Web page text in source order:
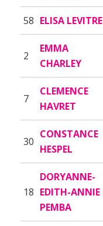
58 ELISA LEVITRE
2
EMMA
CHARLEY
7
CLEMENCE
HAVRET
30
CONSTANCE
HESPEL
18
DORYANNE-
EDITH-ANNIE
PEMBA